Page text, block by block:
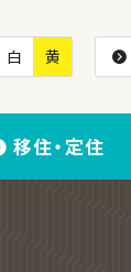
白 黄
移住・定住